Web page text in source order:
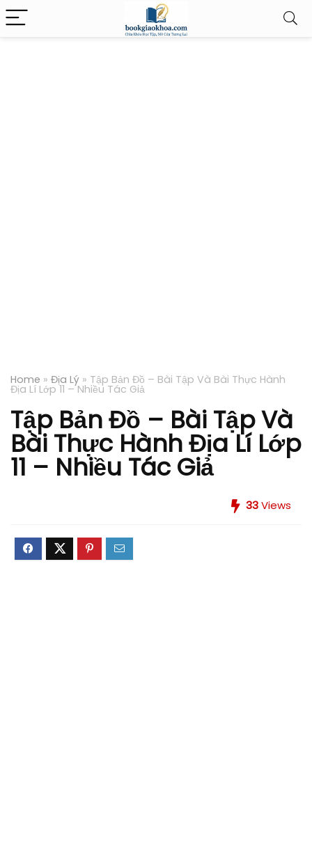
Home » Địa Lý » Tập Bản Đồ – Bài Tập Và Bài Thực Hành
Địa Lí Lớp 11 – Nhiều Tác Giả
Tập Bản Đồ – Bài Tập Và
Bài Thực Hành Địa Lí Lớp
11 – Nhiều Tác Giả
33Views